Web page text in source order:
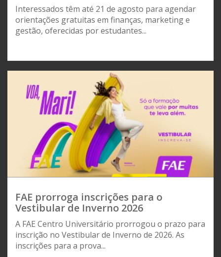
Interessados têm até 21 de agosto para agendar
orientações gratuitas em finanças, marketing e
gestão, oferecidas por estudantes...
FAE prorroga inscrições para o
Vestibular de Inverno 2026
A FAE Centro Universitário prorrogou o prazo para
inscrição no Vestibular de Inverno de 2026. As
inscrições para a prova...